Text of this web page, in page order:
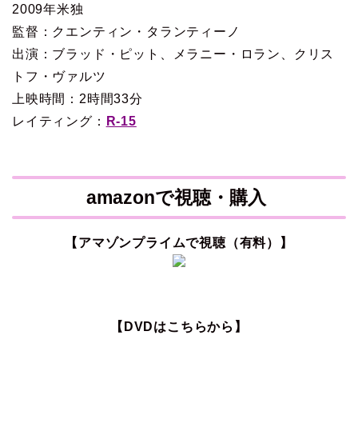
2009年米独
監督：クエンティン・タランティーノ
出演：ブラッド・ピット、メラニー・ロラン、クリス
トフ・ヴァルツ
上映時間：2時間33分
レイティング：
R-15
amazonで視聴・購入
【アマゾンプライムで視聴（有料）】
【DVDはこちらから】